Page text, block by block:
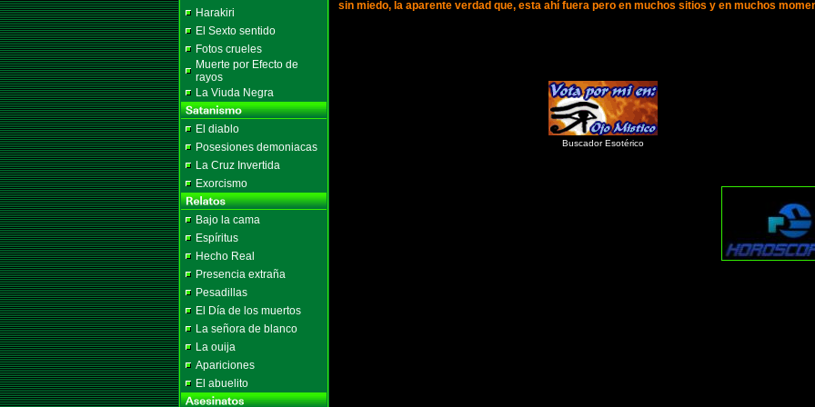
Harakiri
El Sexto sentido
Fotos crueles
Muerte por Efecto de
rayos
La Viuda Negra
El diablo
Posesiones demoniacas
La Cruz Invertida
Exorcismo
Bajo la cama
Espíritus
Hecho Real
Presencia extraña
Pesadillas
El Día de los muertos
La señora de blanco
La ouija
Apariciones
El abuelito
sin miedo, la aparente verdad que, esta ahí fuera pero en muchos sitios y en muchos
Buscador Esotérico